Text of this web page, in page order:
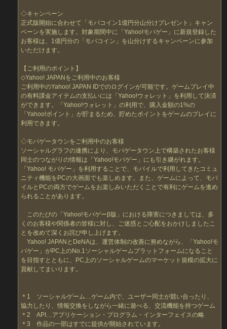
◇キャンペーン
正式版開始に合わせて「モバコイン1億円分山分けプレゼント」キャン
ペーンを実施します。対象期間中に「Yahoo!モバゲー」に新規登録した
お客様は、1億円分の「モバコイン」を山分けするキャンペーンに参加
いただけます。
【ご利用のポイント】
◇Yahoo! JAPANをご利用中のお客様
ご利用中のYahoo! JAPAN IDでのログインが可能です。ゲームプレイ中
の有料課金アイテムの支払いには「Yahoo!ウォレット」を利用して決済
ができます。「Yahoo!ウォレット」の利用で、購入金額の1%の
「Yahoo!ポイント」が貯まるため、貯めたポイントをゲームのプレイに
利用できます。
◇モバゲータウンをご利用中のお客様
ソーシャルグラフの連携により、モバゲータウン上で構築されたお客様
同士のつながりの情報は「Yahoo!モバゲー」にも引き継がれます。
「Yahoo! モバゲー」を利用することで、モバイルで利用してきたコミュ
ニティ機能をPCの大画面でも楽しめます。また、ゲームによって、モバ
イルとPCの両方でゲームをお楽しみいただくことで有利にゲームを進め
られることがあります。
このたびの「Yahoo!モバゲーβ版」における障害につきましては、多
くのお客様や関係者の皆様に対し、ご迷惑とご心配をおかけしましたこ
とを改めて深くお詫び申し上げます。
Yahoo! JAPANとDeNAは、運営体制の改善に努めながら、「Yahoo!モ
バゲー」がPC上のNo.1ソーシャルゲームプラットフォームになること
を目指すとともに、PC上のソーシャルゲームのマーケット規模の拡大に
貢献してまいります。
＊1 ソーシャルゲーム…ゲーム内で、ユーザー同士が競い合ったり、
協力したり、情報交換をしながら一緒に遊べる、交流機能を持つゲーム
＊2 API…アプリケーション・プログラム・インターフェイスの略
＊3 作品の一部はすでに提供が開始されています。